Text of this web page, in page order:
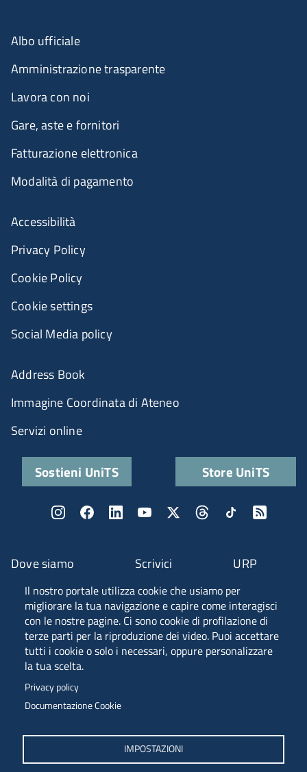
Il nostro portale utilizza cookie che usiamo per
migliorare la tua navigazione e capire come interagisci
con le nostre pagine. Ci sono cookie di profilazione di
terze parti per la riproduzione dei video. Puoi accettare
tutti i cookie o solo i necessari, oppure personalizzare
la tua scelta.
Privacy policy
Documentazione Cookie
IMPOSTAZIONI
Piazzale Europa, 1 - 34127 - Trieste, Italia -
Tel. +39 040 558 7111 - P.IVA 00211830328
C.F. 80013890324 - P.E.C. ateneo@pec.units.it
Fascia A ANVUR
Dove siamo Scrivici URP
Albo ufficiale
Amministrazione trasparente
Lavora con noi
Gare, aste e fornitori
Fatturazione elettronica
Modalità di pagamento
Accessibilità
Privacy Policy
Cookie Policy
Cookie settings
Social Media policy
Address Book
Immagine Coordinata di Ateneo
Servizi online
Sostieni UniTS Store UniTS